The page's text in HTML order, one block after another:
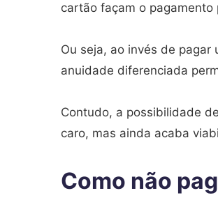
cartão façam o
Ou seja, ao invés de
anuidade diferenciada
Contudo, a possibilidade
caro, mas ainda acaba
Como não